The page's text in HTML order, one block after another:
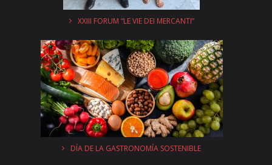
XXIII FORUM “LE VIE DEI MERCANTI”
DÍA DE LA GASTRONOMÍA SOSTENIBLE